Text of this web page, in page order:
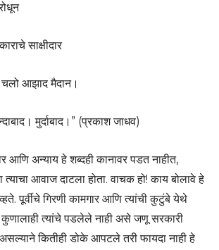
साक्षीदार
चलो आझाद मैदान।
मुर्दाबाद।” (प्रकाश जाधव)
आणि अन्याय हे शब्दही कानावर पडत नाहीत,
आवाज दाटला होता. वाचक हो! काय बोलावे हे
पूर्वीचे गिरणी कामगार आणि त्यांची कुटुंबे येथे
कुणालाही त्यांचे पडलेले नाही असे जणू सरकारी
कितीही डोके आपटले तरी फायदा नाही हे